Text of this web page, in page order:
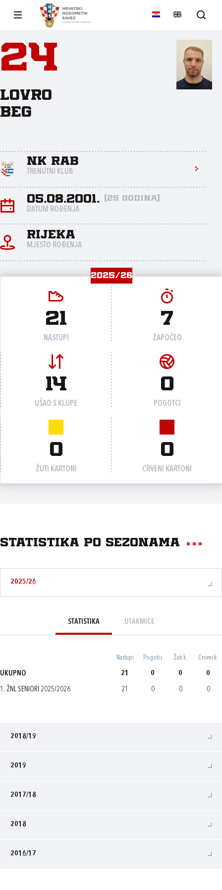
24
Lovro
Beg
NK Rab
TRENUTNI KLUB
05.08.2001. (25 godina)
DATUM ROĐENJA
Rijeka
MJESTO ROĐENJA
2025/26
21
NASTUPI
7
ZAPOČEO
14
UŠAO S KLUPE
0
POGOTCI
0
ŽUTI KARTONI
0
CRVENI KARTONI
Statistika po sezonama
2025/26
STATISTIKA UTAKMICE
Nastupi Pogotci Žuti k. Crveni k.
UKUPNO 21 0 0 0
1. ŽNL SENIORI 2025/2026 21 0 0 0
2018/19
2019
2017/18
2018
2016/17